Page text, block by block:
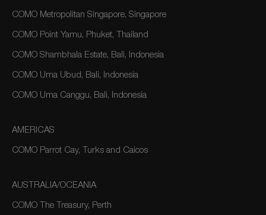
COMO Metropolitan Singapore, Singapore
COMO Point Yamu, Phuket, Thailand
COMO Shambhala Estate, Bali, Indonesia
COMO Uma Ubud, Bali, Indonesia
COMO Uma Canggu, Bali, Indonesia
AMERICAS
COMO Parrot Cay, Turks and Caicos
AUSTRALIA/OCEANIA
COMO The Treasury, Perth